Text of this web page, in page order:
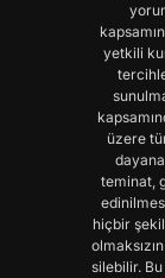
yetkili
üzere
teminat,
hiçbir
silebilir.